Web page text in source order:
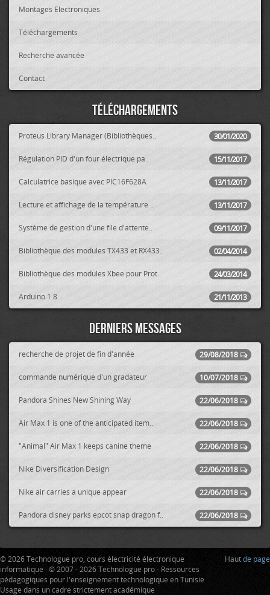
Montages Electroniques
Téléchargements
Recherche avancée
Contact
Téléchargements
30/01/2020
Proteus Library Manager (Bibliothèques..
15/11/2017
Régulation PID d'un four électrique pa..
13/11/2017
Calculatrice basique avec PIC16F628A
13/11/2017
Lecture et affichage de la température ..
09/11/2017
Système de gestion d'une file d'attente..
02/04/2014
Bibliothèque des modules TX433 et RX433..
24/03/2014
Bibliothèque des modules Xbee pour Prot..
21/11/2013
Arduino 1.8
Derniers messages
29/08/2018
recherche de projet de fin d'année
10/07/2018
commande numérique d'un gradateur
22/06/2018
Pandora Shines New Shining Way
22/06/2018
Air Max 1 is one of the anticipated item..
22/06/2018
"Animal" Air Max 1 keeps canine theme
22/06/2018
Nike Diversification Design
22/06/2018
Nike air carries a unique appear
22/06/2018
Pandora disney parks epcot snap dragon f..
Haut de page
© 2026 Technologue pro, cours électricité électronique
informatique · © 2007 - 2026 Technologue pro - Ressources
pédagogiques pour l'enseignement technologique en Tunisie
Usage dans un cadre strictement académique